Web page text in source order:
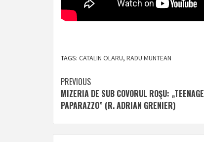
TAGS: CATALIN OLARU, RADU MUNTEAN
Post
navigation
PREVIOUS
MIZERIA DE SUB COVORUL ROŞU: „TEENAGE
PAPARAZZO” (R. ADRIAN GRENIER)